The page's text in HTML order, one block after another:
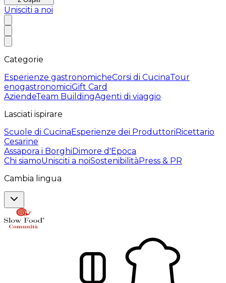
Unisciti a noi
Categorie
Esperienze gastronomicheCorsi di CucinaTour
enogastronomiciGift Card
AziendeTeam BuildingAgenti di viaggio
Lasciati ispirare
Scuole di CucinaEsperienze dei ProduttoriRicettario
Cesarine
Assapora i BorghiDimore d'Epoca
Chi siamoUnisciti a noiSostenibilitàPress & PR
Cambia lingua